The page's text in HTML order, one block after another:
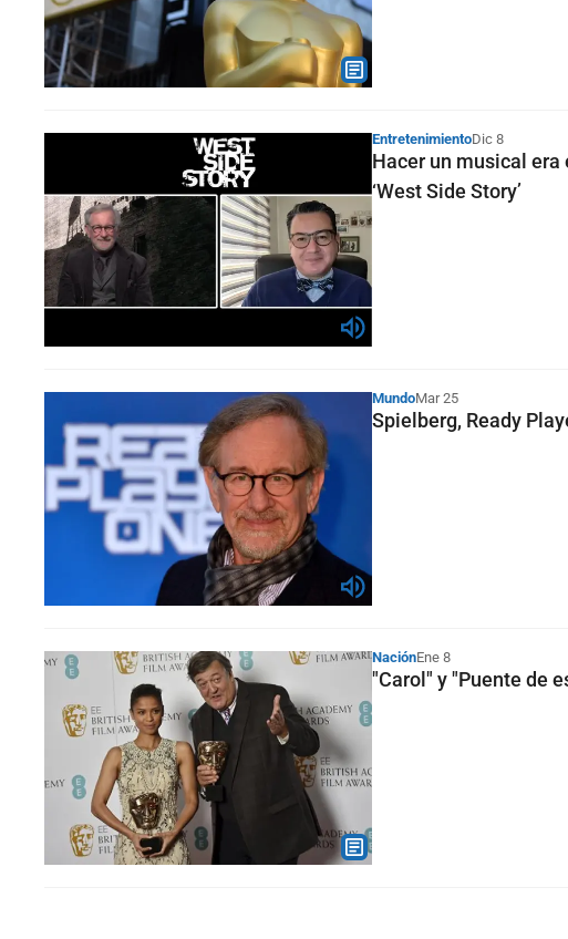
EntretenimientoDic 8
Hacer un musical era
‘West Side Story’
MundoMar 25
Spielberg, Ready
NaciónEne 8
"Carol" y "Puente de